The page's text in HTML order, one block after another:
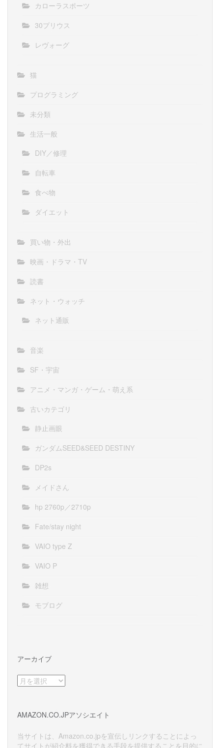
カローラスポーツ
30プリウス
レヴォーグ
猫
プログラミング
未分類
生活一般
DIY／修理
自転車
食べ物
ダイエット
買い物・外出
映画・ドラマ・TV
読書
ネット・ウォッチ
ネット通販
音楽
SF・宇宙
アニメ・マンガ・ゲーム・萌え系
古いカテゴリ
静止画眼
ガンダムSEED&SEED DESTINY
DP2s
メイドさん
hp 2760p／2710p
Fate/stay night
VAIO type Z
VAIO P
雑想
モブログ
アーカイブ
ア
ー
ブ
AMAZON.CO.JPアソシエイト
当サイトは、Amazon.co.jpを宣伝しリンクすることによっ
てサイトが紹介料を獲得できる手段を提供することを目的に